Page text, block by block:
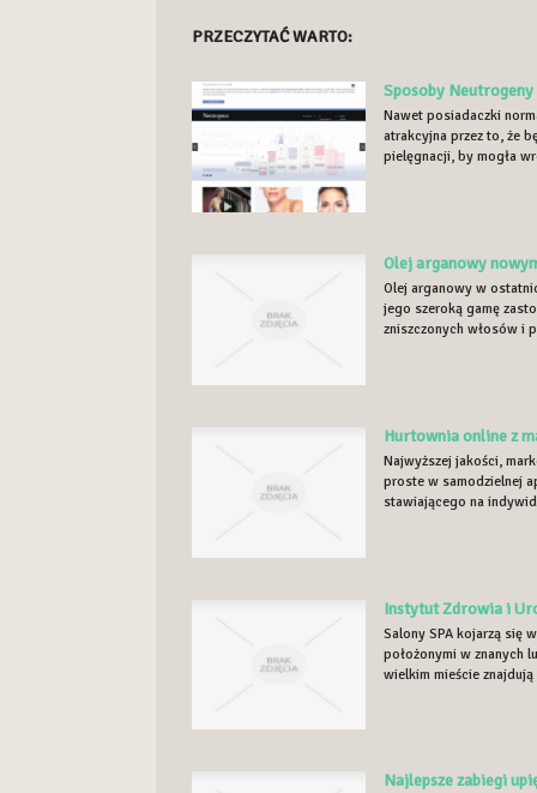
PRZECZYTAĆ WARTO:
Sposoby
Nawet posiadaczki
atrakcyjna przez to, że
pielęgnacji, by mogła
Olej arganowy
Olej arganowy w
jego szeroką gamę
zniszczonych włosów i
Hurtownia online z
Najwyższej jakości,
proste w samodzielnej
stawiającego na
Instytut Zdrowia i
Salony SPA kojarzą się
położonymi w znanych
wielkim mieście
Najlepsze zabiegi